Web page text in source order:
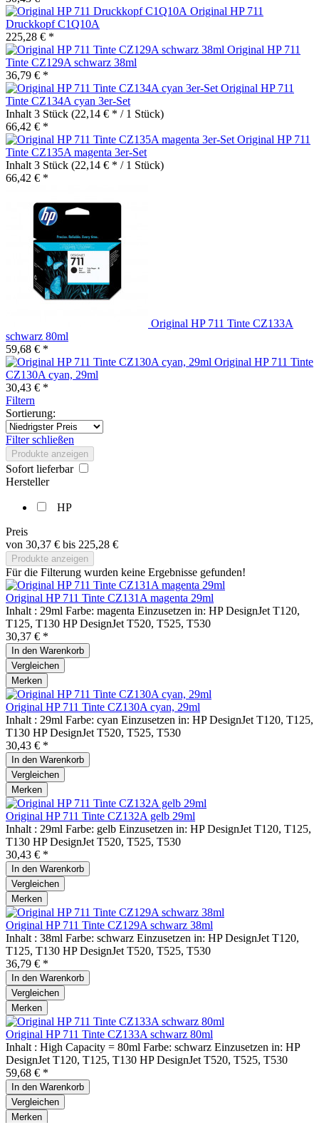
Original HP 711
Druckkopf C1Q10A
225,28 € *
Original HP 711
Tinte CZ129A schwarz 38ml
36,79 € *
Original HP 711
Tinte CZ134A cyan 3er-Set
Inhalt 3 Stück (22,14 € * / 1 Stück)
66,42 € *
Original HP 711
Tinte CZ135A magenta 3er-Set
Inhalt 3 Stück (22,14 € * / 1 Stück)
66,42 € *
Original HP 711 Tinte CZ133A
schwarz 80ml
59,68 € *
Original HP 711 Tinte
CZ130A cyan, 29ml
30,43 € *
Filtern
Sortierung:
Filter schließen
Produkte anzeigen
Sofort lieferbar
Hersteller
HP
Preis
von 30,37 € bis 225,28 €
Produkte anzeigen
Für die Filterung wurden keine Ergebnisse gefunden!
Original HP 711 Tinte CZ131A magenta 29ml
Inhalt : 29ml Farbe: magenta Einzusetzen in: HP DesignJet T120,
T125, T130 HP DesignJet T520, T525, T530
30,37 € *
In den Warenkorb
Vergleichen
Merken
Original HP 711 Tinte CZ130A cyan, 29ml
Inhalt : 29ml Farbe: cyan Einzusetzen in: HP DesignJet T120, T125,
T130 HP DesignJet T520, T525, T530
30,43 € *
In den Warenkorb
Vergleichen
Merken
Original HP 711 Tinte CZ132A gelb 29ml
Inhalt : 29ml Farbe: gelb Einzusetzen in: HP DesignJet T120, T125,
T130 HP DesignJet T520, T525, T530
30,43 € *
In den Warenkorb
Vergleichen
Merken
Original HP 711 Tinte CZ129A schwarz 38ml
Inhalt : 38ml Farbe: schwarz Einzusetzen in: HP DesignJet T120,
T125, T130 HP DesignJet T520, T525, T530
36,79 € *
In den Warenkorb
Vergleichen
Merken
Original HP 711 Tinte CZ133A schwarz 80ml
Inhalt : High Capacity = 80ml Farbe: schwarz Einzusetzen in: HP
DesignJet T120, T125, T130 HP DesignJet T520, T525, T530
59,68 € *
In den Warenkorb
Vergleichen
Merken